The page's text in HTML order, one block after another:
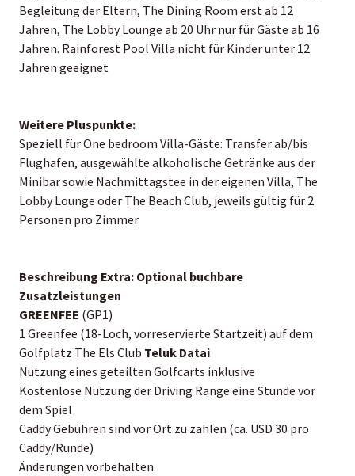
Begleitung der Eltern, The Dining Room erst ab 12
Jahren, The Lobby Lounge ab 20 Uhr nur für Gäste ab 16
Jahren. Rainforest Pool Villa nicht für Kinder unter 12
Jahren geeignet
Weitere Pluspunkte:
Speziell für One bedroom Villa-Gäste: Transfer ab/bis
Flughafen, ausgewählte alkoholische Getränke aus der
Minibar sowie Nachmittagstee in der eigenen Villa, The
Lobby Lounge oder The Beach Club, jeweils gültig für 2
Personen pro Zimmer
Beschreibung Extra: Optional buchbare
Zusatzleistungen
GREENFEE (GP1)
1 Greenfee (18-Loch, vorreservierte Startzeit) auf dem
Golfplatz The Els Club Teluk Datai
Nutzung eines geteilten Golfcarts inklusive
Kostenlose Nutzung der Driving Range eine Stunde vor
dem Spiel
Caddy Gebühren sind vor Ort zu zahlen (ca. USD 30 pro
Caddy/Runde)
Änderungen vorbehalten.